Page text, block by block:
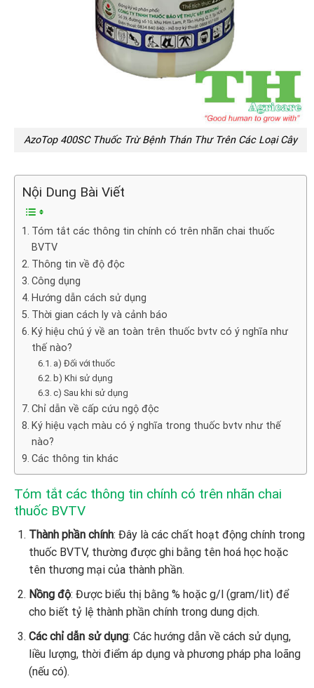
AzoTop 400SC Thuốc Trừ Bệnh Thán Thư Trên Các Loại Cây
Nội Dung Bài Viết
Tóm tắt các thông tin chính có trên nhãn chai thuốc
BVTV
Thông tin về độ độc
Công dụng
Hướng dẫn cách sử dụng
Thời gian cách ly và cảnh báo
Ký hiệu chú ý về an toàn trên thuốc bvtv có ý nghĩa như
thế nào?
a) Đối với thuốc
b) Khi sử dụng
c) Sau khi sử dụng
Chỉ dẫn về cấp cứu ngộ độc
Ký hiệu vạch màu có ý nghĩa trong thuốc bvtv như thế
nào?
Các thông tin khác
Tóm tắt các thông tin chính có trên nhãn chai
thuốc BVTV
Thành phần chính: Đây là các chất hoạt động chính trong
thuốc BVTV, thường được ghi bằng tên hoá học hoặc
tên thương mại của thành phần.
Nồng độ: Được biểu thị bằng % hoặc g/l (gram/lit) để
cho biết tỷ lệ thành phần chính trong dung dịch.
Các chỉ dẫn sử dụng: Các hướng dẫn về cách sử dụng,
liều lượng, thời điểm áp dụng và phương pháp pha loãng
(nếu có).